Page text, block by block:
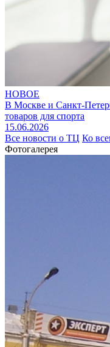
НОВОЕ
В Москве и Санкт-
товаров для спорта
15.06.2026
Все новости о ТЦ Ко
Фотогалерея